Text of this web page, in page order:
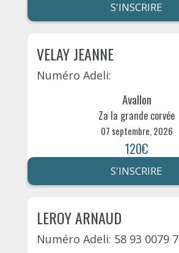
S'INSCRIRE
VELAY JEANNE
Numéro Adeli:
Avallon
Za la grande corvée
07 septembre, 2026
120€
S'INSCRIRE
LEROY ARNAUD
Numéro Adeli: 58 93 0079 7